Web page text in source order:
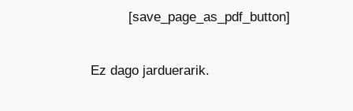
[save_page_as_pdf_button]
Ez dago jarduerarik.